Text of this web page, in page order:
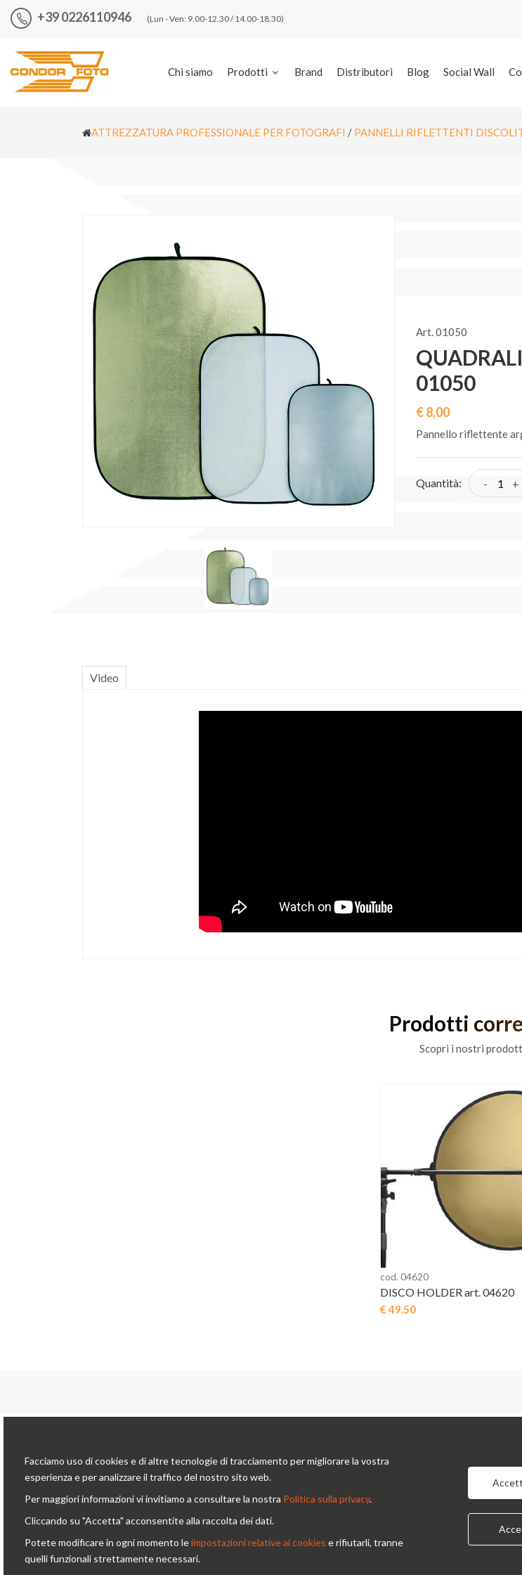
+39 0226110946 (Lun - Ven: 9.00-12.30 / 14.00-18.30)
Chi siamo Prodotti Brand Distributori Blog Social Wall
ATTREZZATURA PROFESSIONALE PER FOTOGRAFI / PANNELLI RIFLETTENTI
Art. 01050
01050
€ 8,00
Pannello riflettente
Quantità: - +
Video
Prodotti
Scopri i nostri
cod. 04620
DISCO HOLDER art. 04620
€ 49.50
Condorfoto da 55 anni propone
originali per la fotografia
professionale.
Via Prinetti, 32 - 20127
condor@condor-foto.it
Facciamo uso di cookies e di altre tecnologie di tracciamento per migliorare la vostra
esperienza e per analizzare il traffico del nostro sito web.
Per maggiori informazioni vi invitiamo a consultare la nostra Politica sulla privacy.
Cliccando su "Accetta" acconsentite alla raccolta dei dati.
Potete modificare in ogni momento leimpostazioni relative ai cookies e rifiutarli, tranne
quelli funzionali strettamente necessari.